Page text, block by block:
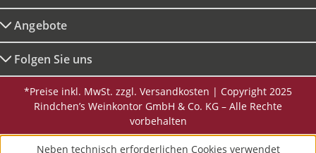
Angebote
Folgen Sie uns
*Preise inkl. MwSt. zzgl. Versandkosten | Copyright 2025
Rindchen’s Weinkontor GmbH & Co. KG – Alle Rechte
vorbehalten
Neben technisch erforderlichen Cookies verwendet